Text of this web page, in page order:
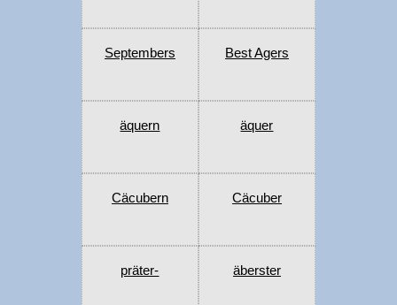
Septembers Best Agers
äquern äquer
Cäcubern Cäcuber
präter- äberster